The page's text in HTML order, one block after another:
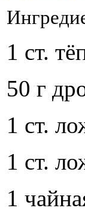
1 ст.
50 г
1 ст.
1 ст.
1